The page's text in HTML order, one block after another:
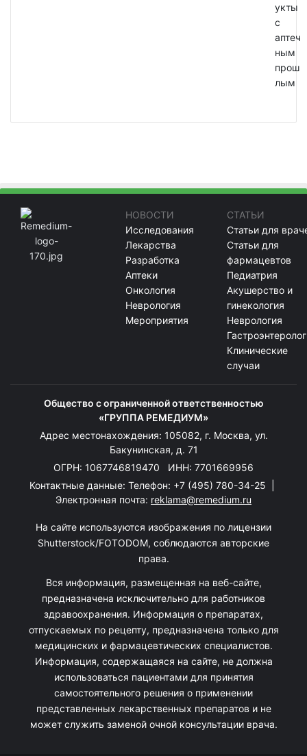
укты
с
аптеч
ным
прош
лым
НОВОСТИ
Исследования
Лекарства
Разработка
Аптеки
Онкология
Неврология
Мероприятия
СТАТЬИ
Статьи для
Статьи для
фармацевтов
Педиатрия
Акушерство и
гинекология
Неврология
Клинические
случаи
Общество с ограниченной ответственностью
«ГРУППА РЕМЕДИУМ»
Адрес местонахождения: 105082, г. Москва, ул.
Бакунинская, д. 71
ОГРН: 1067746819470 ИНН: 7701669956
Контактные данные: Телефон: +7 (495) 780-34-25
Электронная почта: reklama@remedium.ru
На сайте используются изображения по лицензии
Shutterstock/FOTODOM, соблюдаются авторские
права.
Вся информация, размещенная на веб-сайте,
предназначена исключительно для работников
здравоохранения. Информация о препаратах,
отпускаемых по рецепту, предназначена только для
медицинских и фармацевтических специалистов.
Информация, содержащаяся на сайте, не должна
использоваться пациентами для принятия
самостоятельного решения о применении
представленных лекарственных препаратов и не
может служить заменой очной консультации врача.